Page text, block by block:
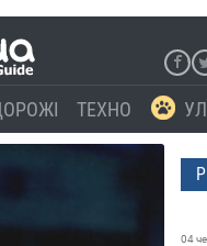
ТЕХНО
04